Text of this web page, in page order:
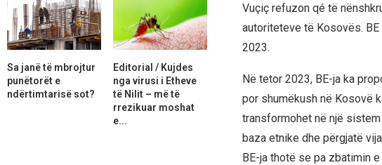
Vuçiç refuzon qé të
autoriteteve të Kosovës.
2023.
Në tetor 2023, BE-ja ka
por shumëkush në Kosovë
transformohet në një
baza etnike dhe përgjatë
BE-ja thotë se pa zbatimin
Sa janë të mbrojtur
punëtorët e
ndërtimtarisë sot?
Editorial / Kujdes
nga virusi i Etheve
të Nilit – më të
rrezikuar moshat
e...